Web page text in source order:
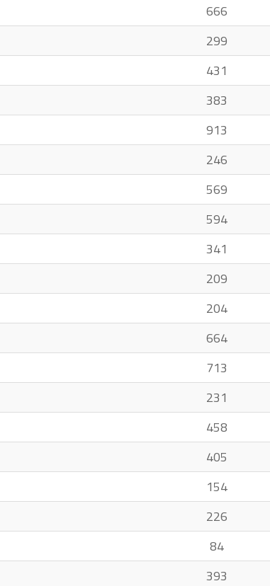
666
299
431
383
913
246
569
594
341
209
204
664
713
231
458
405
154
226
84
393